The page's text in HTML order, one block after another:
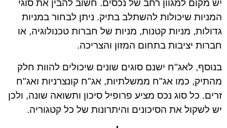
יש מקום למגוון רחב של נכסים. חשוב להבין את סוגי
המניות שיכולות להשתלב בתיק. ניתן לבחור במניות
גדולות, מניות קטנות, מניות של חברות טכנולוגיה, או
חברות יציבות בתחום המזון והצריכה.
בנוסף, לאג"ח ישנם סוגים שונים שיכולים להוות חלק
מהתיק, כמו אג"ח ממשלתיות, אג"ח קונצרניות ואג"ח
זרים. כל סוג נכס מציע פרופיל סיכון ותשואה שונה, ולכן
יש לשקול את הסיכונים והיתרונות של כל קטגוריה.